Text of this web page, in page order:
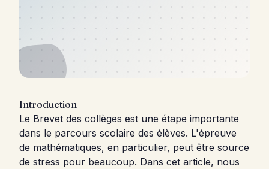
Introduction
Le Brevet des collèges est une étape importante
dans le parcours scolaire des élèves. L'épreuve
de mathématiques, en particulier, peut être source
de stress pour beaucoup. Dans cet article, nous